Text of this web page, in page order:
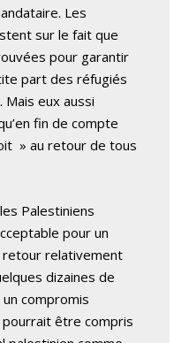
Les
sur le fait que
pour garantir
part des réfugiés
eux aussi
fin de compte
» au retour de tous
Palestiniens
pour un
retour relativement
dizaines de
compromis
être compris